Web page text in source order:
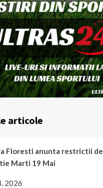
articole
Floresti anunta restrictii de
Marti 19 Mai
2026